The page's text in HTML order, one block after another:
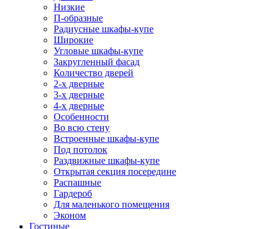
Низкие
П-образные
Радиусные шкафы-купе
Широкие
Угловые шкафы-купе
Закругленный фасад
Количество дверей
2-х дверные
3-х дверные
4-х дверные
Особенности
Во всю стену
Встроенные шкафы-купе
Под потолок
Раздвижные шкафы-купе
Открытая секция посередине
Распашные
Гардероб
Для маленького помещения
Эконом
Гостиные